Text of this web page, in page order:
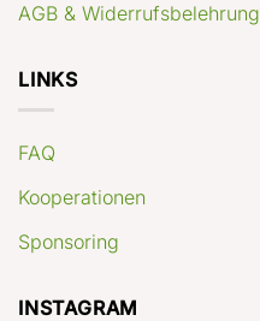
AGB & Widerrufsbelehrung
LINKS
FAQ
Kooperationen
Sponsoring
INSTAGRAM